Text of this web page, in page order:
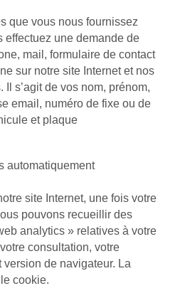
que vous nous fournissez
effectuez une demande de
mail, formulaire de contact
sur notre site Internet et nos
s’agit de vos nom, prénom,
email, numéro de fixe ou de
et plaque
automatiquement
site Internet, une fois votre
pouvons recueillir des
analytics » relatives à votre
consultation, votre
version de navigateur. La
cookie.